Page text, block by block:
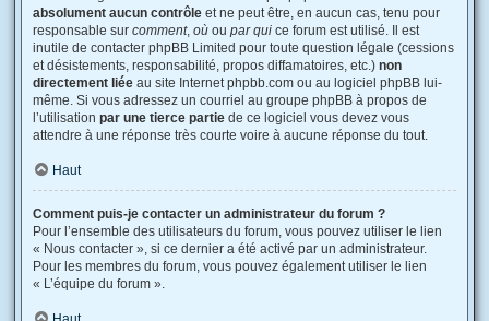
absolument aucun contrôle et ne peut être, en aucun cas, tenu pour
responsable sur comment, où ou par qui ce forum est utilisé. Il est
inutile de contacter phpBB Limited pour toute question légale (cessions
et désistements, responsabilité, propos diffamatoires, etc.) non
directement liée au site Internet phpbb.com ou au logiciel phpBB lui-
même. Si vous adressez un courriel au groupe phpBB à propos de
l’utilisation par une tierce partie de ce logiciel vous devez vous
attendre à une réponse très courte voire à aucune réponse du tout.
Haut
Comment puis-je contacter un administrateur du forum ?
Pour l’ensemble des utilisateurs du forum, vous pouvez utiliser le lien
« Nous contacter », si ce dernier a été activé par un administrateur.
Pour les membres du forum, vous pouvez également utiliser le lien
« L’équipe du forum ».